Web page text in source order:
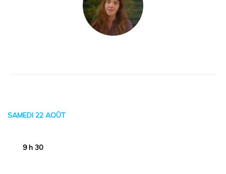
SAMEDI 22 AOÛT
9 h 30